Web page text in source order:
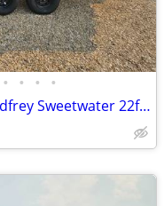
• • • •
Last chance to SAVE BIG 2026 Godfrey Sweetwater 22ft PIT SEATING 150hp